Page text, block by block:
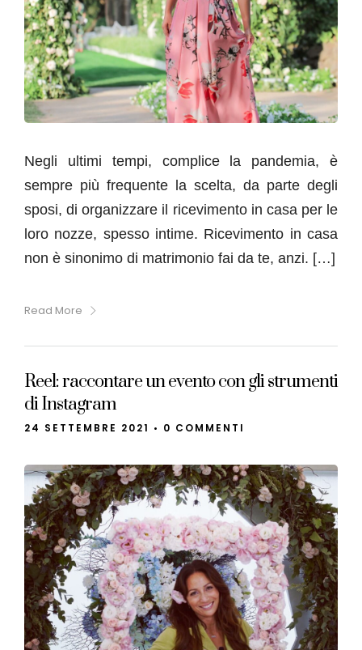
Negli ultimi tempi, complice la pandemia, è
sempre più frequente la scelta, da parte degli
sposi, di organizzare il ricevimento in casa per le
loro nozze, spesso intime. Ricevimento in casa
non è sinonimo di matrimonio fai da te, anzi. […]
Read More
Reel: raccontare un evento con gli strumenti
di Instagram
24 SETTEMBRE 2021 • 0 COMMENTI